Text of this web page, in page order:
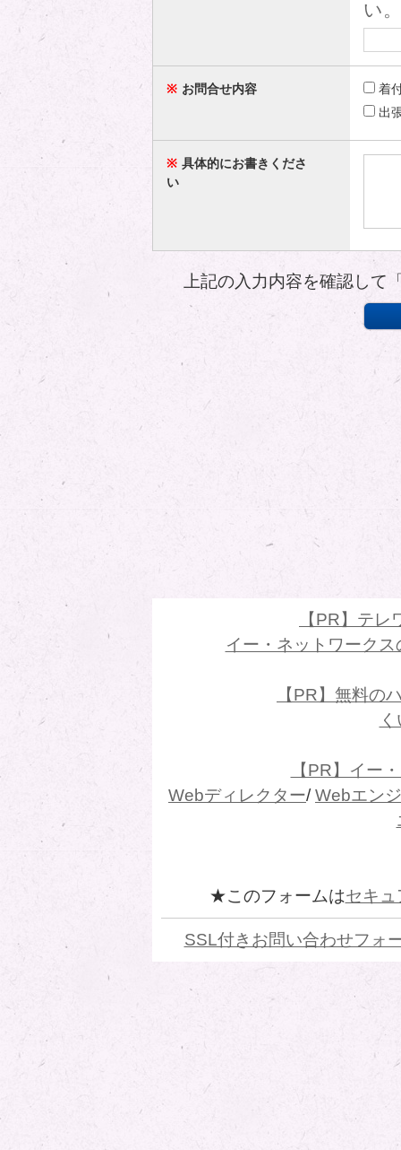
い。
※ お問合せ内容
着
出
※ 具体的にお書きくださ
い
上記の入力内容を確認して
【PR】テ
イー・ネットワーク
【PR】無料の
【PR】イー
Webディレクター/Webエン
★このフォームはセキ
SSL付きお問い合わせフォ